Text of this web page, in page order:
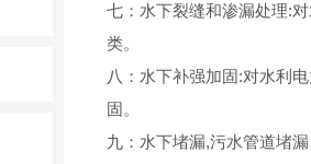
七：水下裂缝和渗漏处理:
类。
八：水下补强加固:对水利
固。
九：水下堵漏,污水管道堵